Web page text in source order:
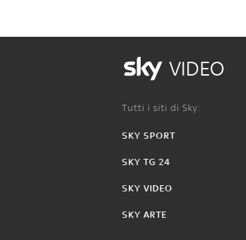
VIDEO
Tutti i siti di Sky:
SKY SPORT
SKY TG 24
SKY VIDEO
SKY ARTE